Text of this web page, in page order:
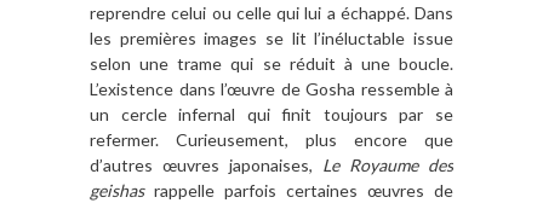
reprendre celui ou celle qui lui a échappé. Dans
les premières images se lit l’inéluctable issue
selon une trame qui se réduit à une boucle.
L’existence dans l’œuvre de Gosha ressemble à
un cercle infernal qui finit toujours par se
refermer. Curieusement, plus encore que
d’autres œuvres japonaises, Le Royaume des
geishasrappelle parfois certaines œuvres de